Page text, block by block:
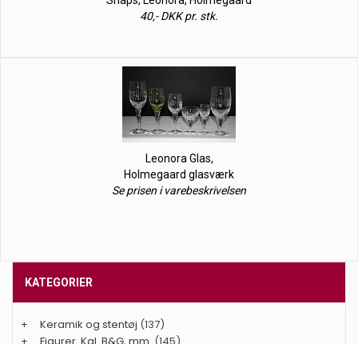
40,- DKK pr. stk.
Leonora Glas,
Holmegaard glasværk
Se prisen i varebeskrivelsen
KATEGORIER
+ Keramik og stentøj (137)